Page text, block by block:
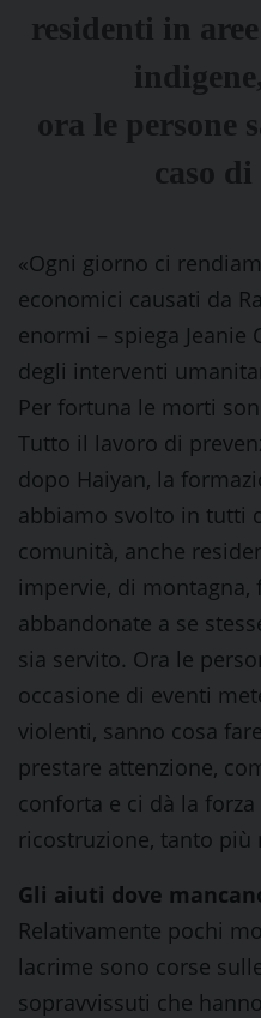
residenti in
ora le persone
caso
«Ogni giorno ci
economici causati da
enormi – spiega Jeanie
degli interventi
Per fortuna le morti
Tutto il lavoro di
dopo Haiyan, la
abbiamo svolto in tutti
comunità, anche
impervie, di montagna,
abbandonate a se
sia servito. Ora le
occasione di eventi
violenti, sanno cosa
prestare attenzione,
conforta e ci dà la
ricostruzione, tanto più
Gli aiuti dove
Relativamente pochi
lacrime sono corse
sopravvissuti che